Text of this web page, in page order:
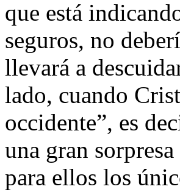
que está
seguros, no
llevará a
lado, cuando
occidente”, es
una gran
para ellos los